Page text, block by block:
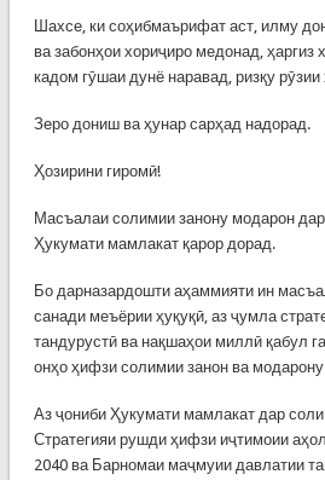
Шахсе, ки соҳибмаърифат аст, илму
ва забонҳои хориҷиро медонад, ҳаргиз
кадом гӯшаи дунё наравад, ризқу
Зеро дониш ва ҳунар сарҳад надорад.
Ҳозирини гиромӣ!
Масъалаи солимии занону модарон
Ҳукумати мамлакат қарор дорад.
Бо дарназардошти аҳаммияти ин
санади меъёрии ҳуқуқӣ, аз ҷумла
тандурустӣ ва нақшаҳои миллӣ қабул
онҳо ҳифзи солимии занон ва
Аз ҷониби Ҳукумати мамлакат дар
Стратегияи рушди ҳифзи иҷтимоии
2040 ва Барномаи маҷмуии давлатии